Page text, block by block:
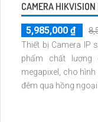
CAMERA
5,985,000 ₫
Thiết bị Camera IP
phẩm chất
megapixel, cho hình ảnh rõ nét. Với
đêm qua hồng